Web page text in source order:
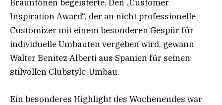
Brauntönen begeisterte. Den „Customer
Inspiration Award“, der an nicht professionelle
Customizer mit einem besonderen Gespür für
individuelle Umbauten vergeben wird, gewann
Walter Benitez Alberti aus Spanien für seinen
stilvollen Clubstyle-Umbau.
Ein besonderes Highlight des Wochenendes war